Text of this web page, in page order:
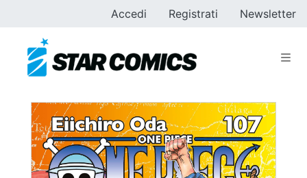
Accedi Registrati Newsletter